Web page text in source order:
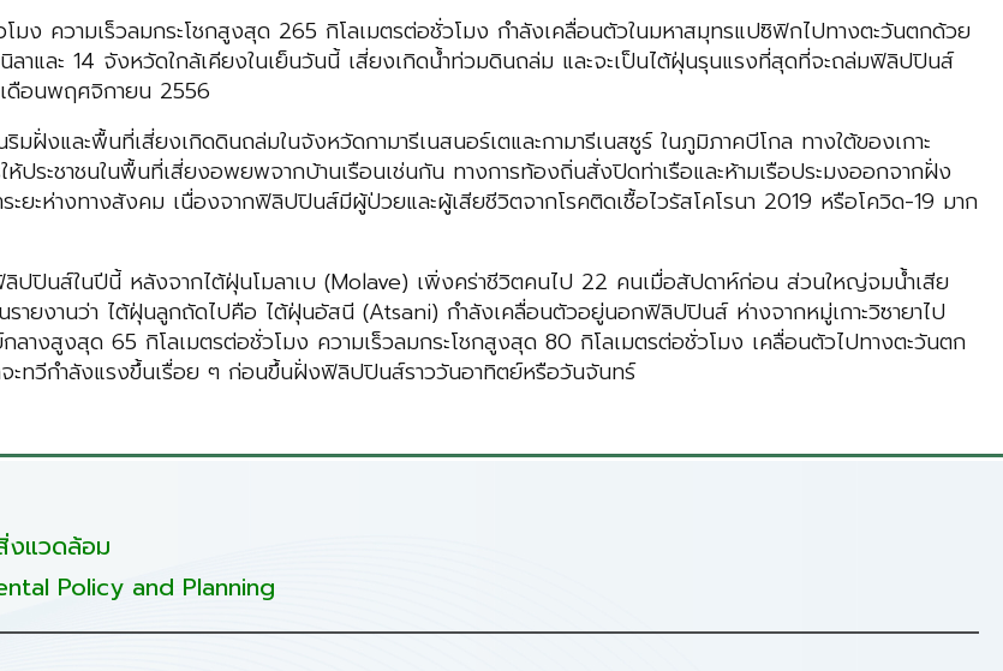
ง ความเร็วลมกระโชกสูงสุด 265 กิโลเมตรต่อชั่วโมง กำลังเคลื่อนตัวในมหาสมุทรแปซิฟิกไปทางตะวันตกด้วย
าและ 14 จังหวัดใกล้เคียงในเย็นวันนี้ เสี่ยงเกิดน้ำท่วมดินถล่ม และจะเป็นไต้ฝุ่นรุนแรงที่สุดที่จะถล่มฟิลิปปินส์
ดือนพฤศจิกายน 2556
ฝั่งและพื้นที่เสี่ยงเกิดดินถล่มในจังหวัดกามารีเนสนอร์เตและกามารีเนสซูร์ ในภูมิภาคบีโกล ทางใต้ของเกาะ
ประชาชนในพื้นที่เสี่ยงอพยพจากบ้านเรือนเช่นกัน ทางการท้องถิ่นสั่งปิดท่าเรือและห้ามเรือประมงออกจากฝั่ง
ห่างทางสังคม เนื่องจากฟิลิปปินส์มีผู้ป่วยและผู้เสียชีวิตจากโรคติดเชื้อไวรัสโคโรนา 2019 หรือโควิด-19 มาก
ปปินส์ในปีนี้ หลังจากไต้ฝุ่นโมลาเบ (Molave) เพิ่งคร่าชีวิตคนไป 22 คนเมื่อสัปดาห์ก่อน ส่วนใหญ่จมน้ำเสีย
ายงานว่า ไต้ฝุ่นลูกถัดไปคือ ไต้ฝุ่นอัสนี (Atsani) กำลังเคลื่อนตัวอยู่นอกฟิลิปปินส์ ห่างจากหมู่เกาะวิซายาไป
ลางสูงสุด 65 กิโลเมตรต่อชั่วโมง ความเร็วลมกระโชกสูงสุด 80 กิโลเมตรต่อชั่วโมง เคลื่อนตัวไปทางตะวันตก
ะทวีกำลังแรงขึ้นเรื่อย ๆ ก่อนขึ้นฝั่งฟิลิปปินส์ราววันอาทิตย์หรือวันจันทร์
งแวดล้อม
Policy and Planning